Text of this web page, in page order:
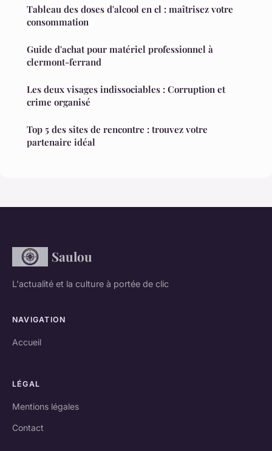
Tableau des doses d'alcool en cl : maîtrisez votre
consommation
Guide d'achat pour matériel professionnel à
clermont-ferrand
Les deux visages indissociables : Corruption et
crime organisé
Top 5 des sites de rencontre : trouvez votre
partenaire idéal
Saulou
L'actualité et la culture à portée de clic
NAVIGATION
Accueil
LÉGAL
Mentions légales
Contact